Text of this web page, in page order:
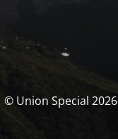
© Union Special 2026